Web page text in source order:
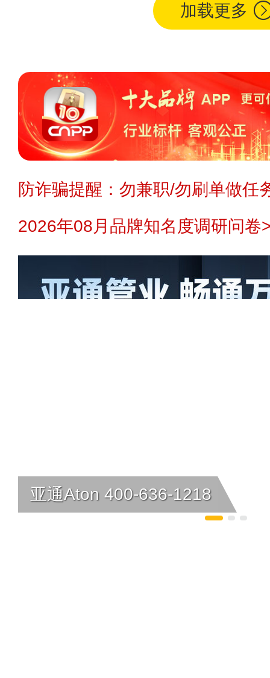
加载更多
防诈骗提醒：勿兼职/勿刷单做任
2026年08月品牌知名度调研问卷
亚通Aton 400-636-1218